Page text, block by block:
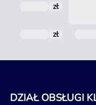
zł
zł
DZIAŁ OBSŁUGI